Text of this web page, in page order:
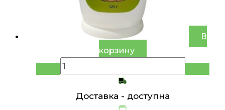
В
корзину
Доставка - доступна